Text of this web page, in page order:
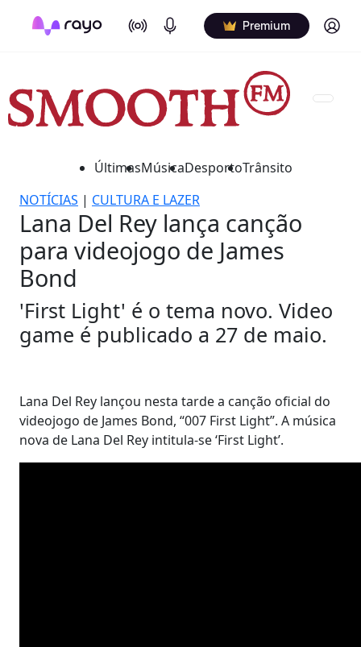
On Air Podcasts Premium Log in
ÚltimasMúsicaDesportoTrânsito
NOTÍCIAS | CULTURA E LAZER
Lana Del Rey lança canção
para videojogo de James
Bond
'First Light' é o tema novo. Video
game é publicado a 27 de maio.
Lana Del Rey lançou nesta tarde a canção oficial do
videojogo de James Bond, “007 First Light”. A música
nova de Lana Del Rey intitula-se ‘First Light’.